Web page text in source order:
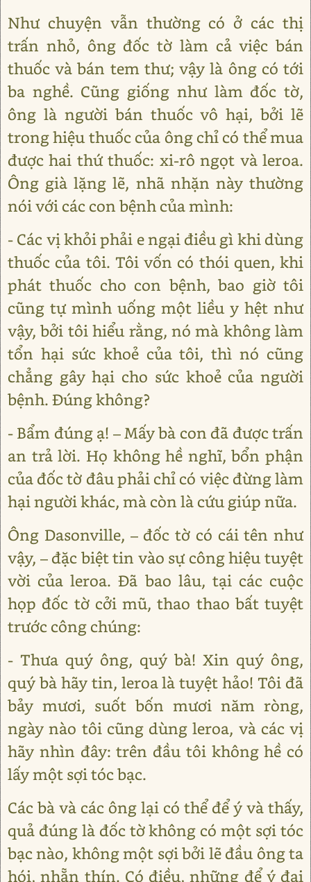
Như chuyện vẫn thường có ở các thị
trấn nhỏ, ông đốc tờ làm cả việc bán
thuốc và bán tem thư; vậy là ông có tới
ba nghề. Cũng giống như làm đốc tờ,
ông là người bán thuốc vô hại, bởi lẽ
trong hiệu thuốc của ông chỉ có thể mua
được hai thứ thuốc: xi-rô ngọt và leroa.
Ông già lặng lẽ, nhã nhặn này thường
nói với các con bệnh của mình:
- Các vị khỏi phải e ngại điều gì khi dùng
thuốc của tôi. Tôi vốn có thói quen, khi
phát thuốc cho con bệnh, bao giờ tôi
cũng tự mình uống một liều y hệt như
vậy, bởi tôi hiểu rằng, nó mà không làm
tổn hại sức khoẻ của tôi, thì nó cũng
chẳng gây hại cho sức khoẻ của người
bệnh. Đúng không?
- Bẩm đúng ạ! – Mấy bà con đã được trấn
an trả lời. Họ không hề nghĩ, bổn phận
của đốc tờ đâu phải chỉ có việc đừng làm
hại người khác, mà còn là cứu giúp nữa.
Ông Dasonville, – đốc tờ có cái tên như
vậy, – đặc biệt tin vào sự công hiệu tuyệt
vời của leroa. Đã bao lâu, tại các cuộc
họp đốc tờ cởi mũ, thao thao bất tuyệt
trước công chúng:
- Thưa quý ông, quý bà! Xin quý ông,
quý bà hãy tin, leroa là tuyệt hảo! Tôi đã
bảy mươi, suốt bốn mươi năm ròng,
ngày nào tôi cũng dùng leroa, và các vị
hãy nhìn đây: trên đầu tôi không hề có
lấy một sợi tóc bạc.
Các bà và các ông lại có thể để ý và thấy,
quả đúng là đốc tờ không có một sợi tóc
bạc nào, không một sợi bởi lẽ đầu ông ta
hói, nhẵn thín. Có điều, những để ý đại